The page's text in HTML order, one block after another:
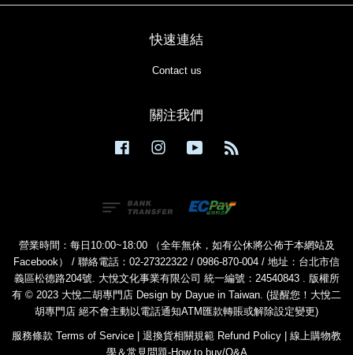
快速連結
Contact us
關注我們
Facebook Instagram YouTube
營業時間：每日10:00~18:00 （全年無休，如有公休將公佈于本網站及
Facebook） / 聯絡電話：02-27322322 / 0986-870-004 / 地址：台北市信
義區松德路204號. 大悅文化事業有限公司 統一編號：24540843 . 版權所
有 © 2023 大悅二胡專門店 Design by Dayue in Taiwan. (提醒您！大悅二
胡專門店 絕不會主動以電話通知ATM匯款轉賬或解除設定變更)
服務條款 Terms of Service 退換貨相關規範 Refund Policy
線上購物教
學＆常見問題-How to buy/Q&A